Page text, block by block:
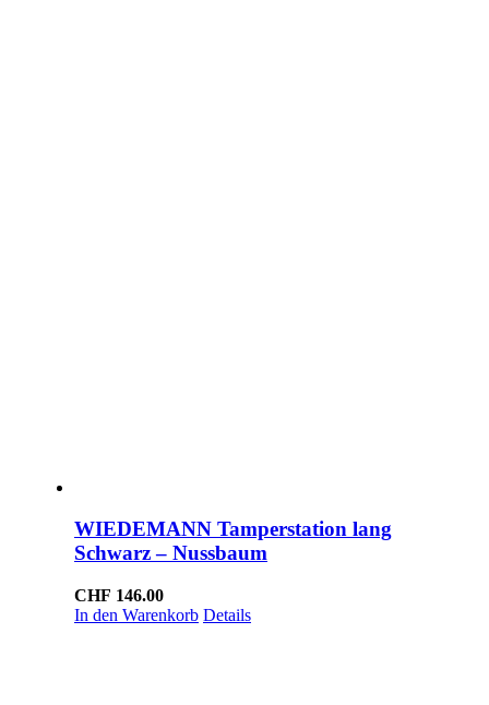
WIEDEMANN Tamperstation lang
Schwarz – Nussbaum
CHF 146.00
In den Warenkorb Details